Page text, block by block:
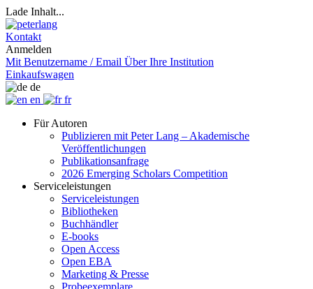
Lade Inhalt...
Kontakt
Anmelden
Mit Benutzername / Email Über Ihre Institution
Einkaufswagen
de
en
fr
Für Autoren
Publizieren mit Peter Lang – Akademische
Veröffentlichungen
Publikationsanfrage
2026 Emerging Scholars Competition
Serviceleistungen
Serviceleistungen
Bibliotheken
Buchhändler
E-books
Open Access
Open EBA
Marketing & Presse
Probeexemplare